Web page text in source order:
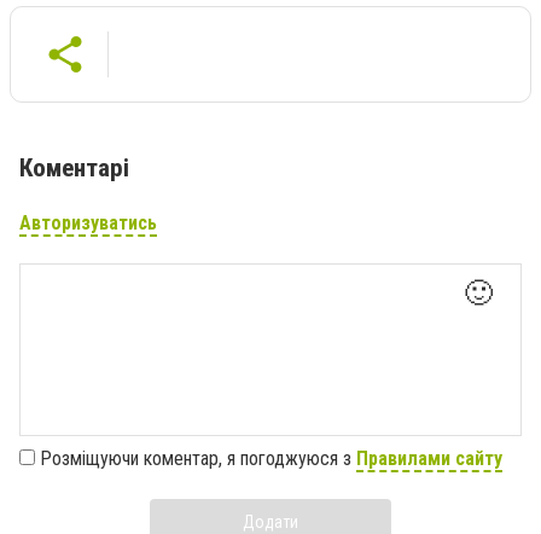
Коментарі
Авторизуватись
🙂
Розміщуючи коментар, я погоджуюся з Правилами сайту
Додати